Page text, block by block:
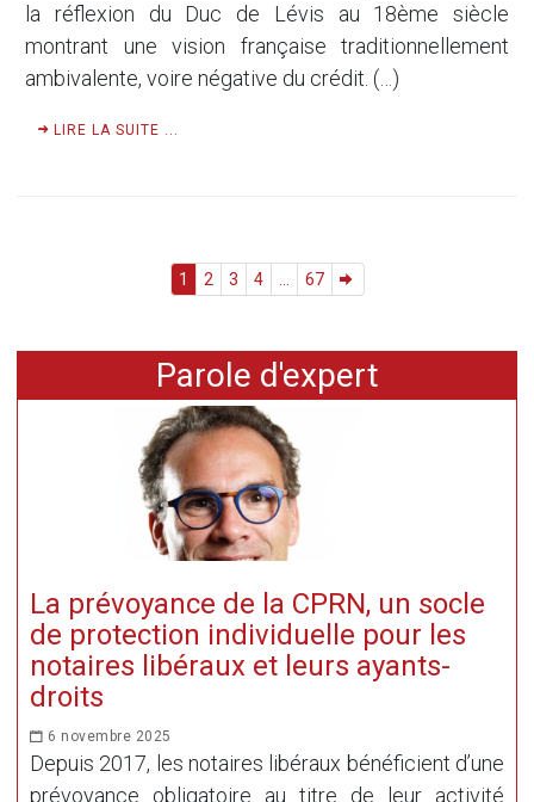
la réflexion du Duc de Lévis au 18ème siècle
montrant une vision française traditionnellement
ambivalente, voire négative du crédit. (…)
LIRE LA SUITE ...
1 2 3 4 67
Parole d'expert
La prévoyance de la CPRN, un socle
de protection individuelle pour les
notaires libéraux et leurs ayants-
droits
6 novembre 2025
Depuis 2017, les notaires libéraux bénéficient d’une
prévoyance obligatoire au titre de leur activité